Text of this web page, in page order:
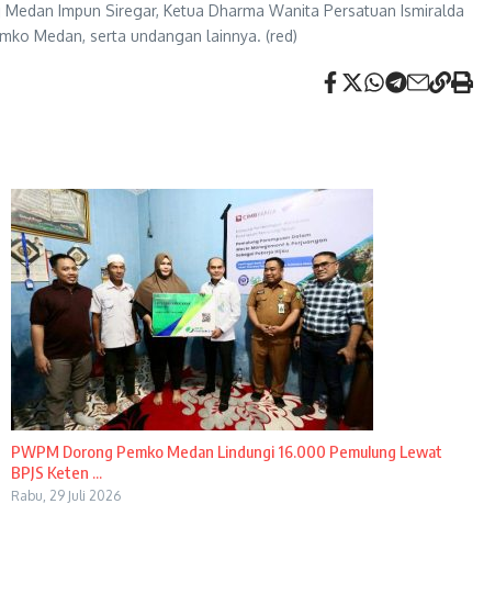
Impun Siregar, Ketua Dharma Wanita Persatuan Ismiralda
Medan, serta undangan lainnya. (red)
PWPM Dorong Pemko Medan Lindungi 16.000 Pemulung Lewat
BPJS Keten ...
Rabu, 29 Juli 2026